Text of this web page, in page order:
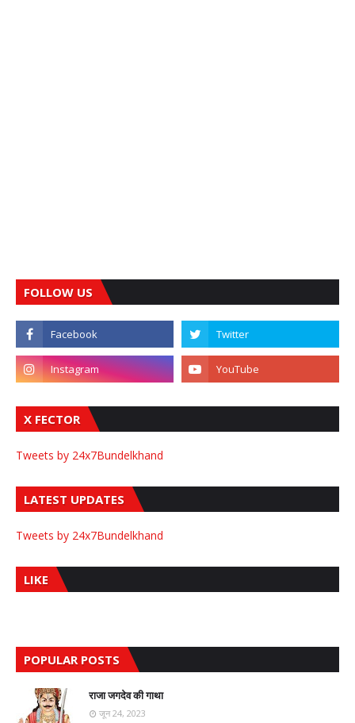
FOLLOW US
X FECTOR
Tweets by 24x7Bundelkhand
LATEST UPDATES
Tweets by 24x7Bundelkhand
LIKE
POPULAR POSTS
राजा जगदेव की गाथा
जून 24, 2023